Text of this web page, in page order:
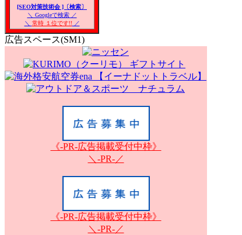
[SEO対策技術会 ]〔検索〕
＼ Googleで検索 ／
＼ 常時 １位です!!／
広告スペース(SM1)
《-PR-広告掲載受付中枠》
＼-PR-／
《-PR-広告掲載受付中枠》
＼-PR-／